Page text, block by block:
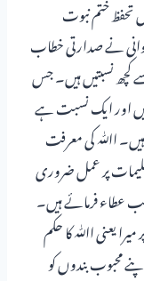
تحفظ ختم نبوت
نے صدارتی خطاب
کچھ نسبتیں ہیں۔ جس
اور ایک نسبت ہے
اﷲ کی معرفت
تعلیمات پر عمل ضروری
فرمائے ہیں۔
یعنی اﷲ کا حکم
محبوب بندوں کو